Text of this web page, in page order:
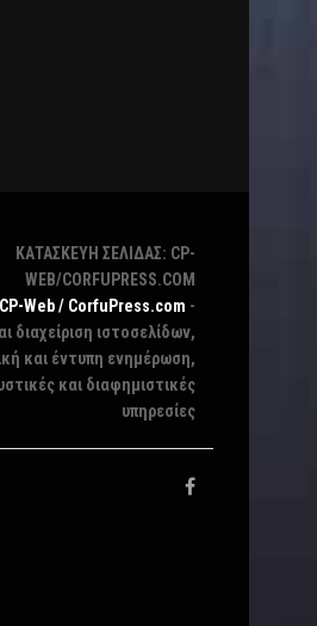
ΚΑΤΑΣΚΕΥΗ ΣΕΛΙΔΑΣ: CP-
WEB/CORFUPRESS.COM
CP-Web / CorfuPress.com -
διαχείριση ιστοσελίδων,
και έντυπη ενημέρωση,
και διαφημιστικές
υπηρεσίες